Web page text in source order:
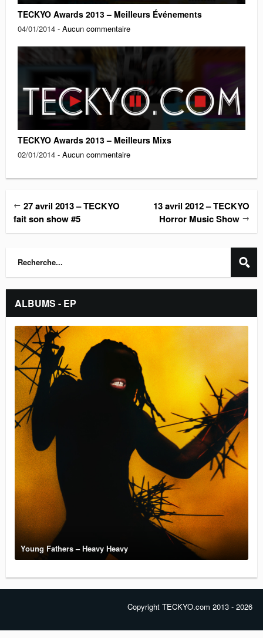
TECKYO Awards 2013 – Meilleurs Événements
04/01/2014 - Aucun commentaire
TECKYO Awards 2013 – Meilleurs Mixs
02/01/2014 - Aucun commentaire
← 27 avril 2013 – TECKYO
fait son show #5
13 avril 2012 – TECKYO
Horror Music Show →
ALBUMS - EP
Young Fathers – Heavy Heavy
Copyright TECKYO.com 2013 - 2026